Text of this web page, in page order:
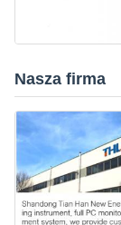
Nasza firma